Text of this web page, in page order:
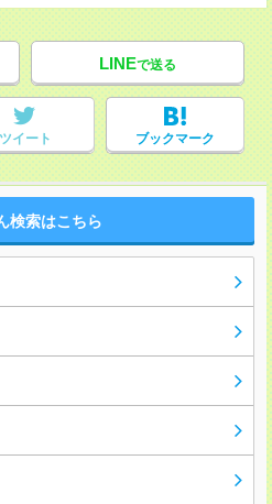
LINEで送る
ツイート ブックマーク
検索はこちら